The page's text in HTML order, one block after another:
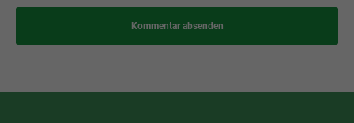
Kommentar absenden